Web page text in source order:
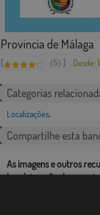
Provincia de Málaga
[ (5) ] Desde:
Categorias
Localizações,
Compartilhe esta
As imagens e outros
bandeiras são de
consentimento